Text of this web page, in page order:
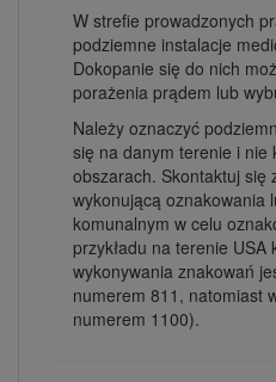
W strefie prowadzonych
podziemne instalacje
Dokopanie się do nich
porażenia prądem lub
Należy oznaczyć
się na danym terenie i nie
obszarach. Skontaktuj się
wykonującą oznakowania
komunalnym w celu
przykładu na terenie USA
wykonywania znakowań
numerem 811, natomiast
numerem 1100).